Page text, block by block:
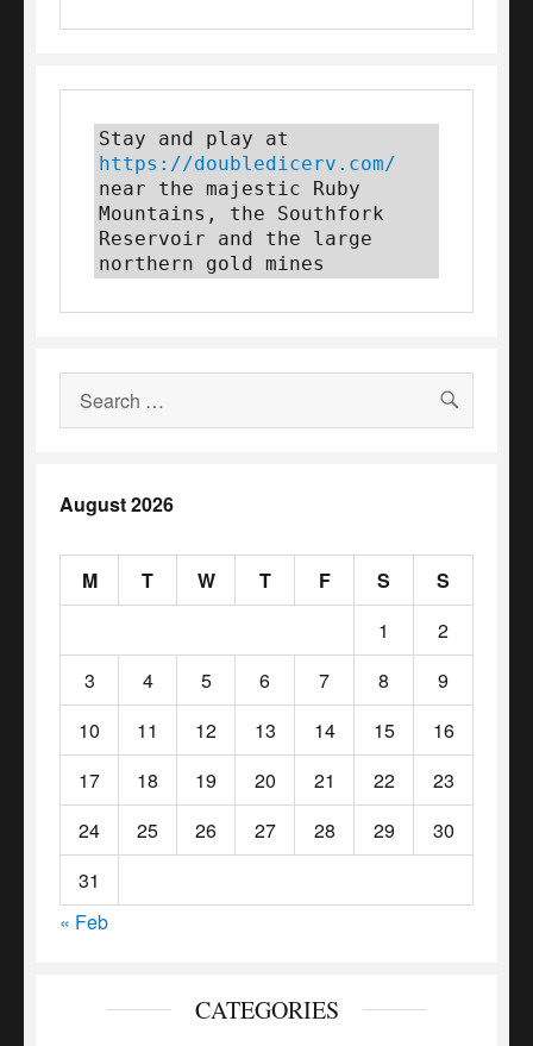
https://doubledicerv.com/
near the majestic Ruby
Mountains, the Southfork
Reservoir and the large
northern gold mines
Search
for:
August 2026
M T W T F S
S
1
2
3
4 5 6 7 8
9
10
11 12 13 14 15
16
17
18 19 20 21 22
23
24
25 26 27 28 29
30
31
« Feb
CATEGORIES